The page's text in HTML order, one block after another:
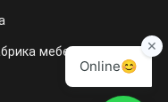
мебели